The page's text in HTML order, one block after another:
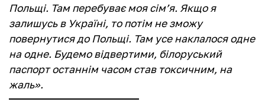
Польщі. Там перебуває моя сім’я. Якщо я
залишусь в Україні, то потім не зможу
повернутися до Польщі. Там усе наклалося одне
на одне. Будемо відвертими, білоруський
паспорт останнім часом став токсичним, на
жаль».